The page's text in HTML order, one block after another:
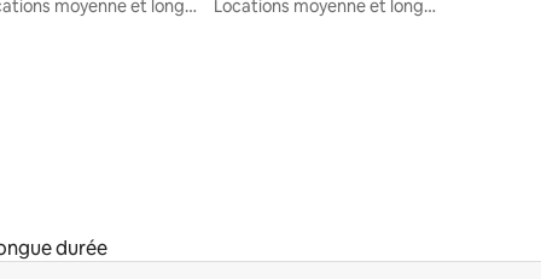
Locations moyenne et longue durée
Locations moyenne et longue durée
durée